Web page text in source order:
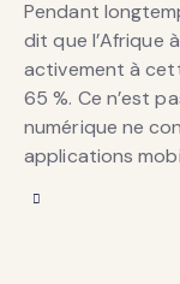
Pendant
dit que l’Afrique
activement à
65 %. Ce n’est
numérique ne
applications